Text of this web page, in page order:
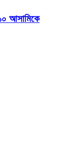
আসামিকে